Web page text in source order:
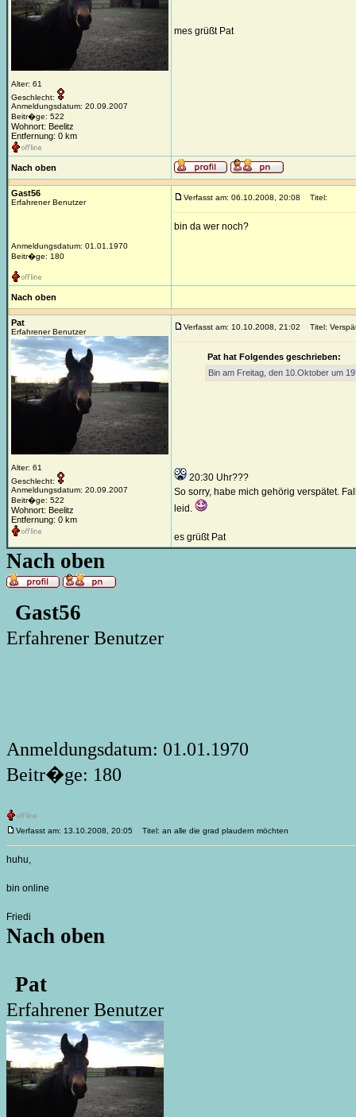
Alter: 61
Geschlecht:
Anmeldungsdatum: 20.09.2007
Beitr�ge: 522
Wohnort: Beelitz
Entfernung: 0 km
mes grüßt Pat
Nach oben
Gast56
Erfahrener Benutzer
Anmeldungsdatum: 01.01.1970
Beitr�ge: 180
Verfasst am: 06.10.2008, 20:08 Titel:
bin da wer noch?
Nach oben
Pat
Erfahrener Benutzer
Alter: 61
Geschlecht:
Anmeldungsdatum: 20.09.2007
Beitr�ge: 522
Wohnort: Beelitz
Entfernung: 0 km
Verfasst am: 10.10.2008, 21:02 Titel:
Pat hat Folgendes geschrieben:
Bin am Freitag, den 10.Oktober um
20:30 Uhr???
So sorry, habe mich gehörig verspätet.
leid.
es grüßt Pat
Nach oben
Gast56
Erfahrener Benutzer
Anmeldungsdatum: 01.01.1970
Beitr�ge: 180
Verfasst am: 13.10.2008, 20:05 Titel: an alle die grad plaudern möchten
huhu,
bin online
Friedi
Nach oben
Pat
Erfahrener Benutzer